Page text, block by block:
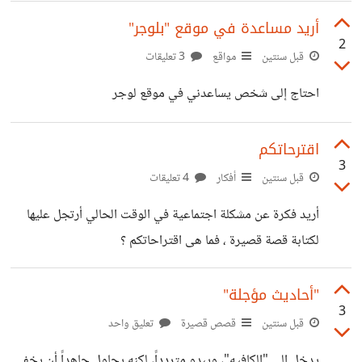
السحب الداكنة تتراكب
لضحكة كنا نتقاسمها، وأخرى لصمت خجلنا من كسره، أحاول في
جمع تلك الشظايا، لكنني أدمي أصابعي في كل مرة أقترب،
شظايا تجرحني كلما فكرت بها.. كيف للحنين أن يكون قاتلا هكذا،
وللحب أن يصبح سؤالًا بلا جواب؟
2
أريد مساعدة في موقع "بلوجر"
قبل سنتين مواقع
احتاج إلى شخص يساعدني في موقع لوجر
3
اقترحاتكم
قبل سنتين أفكار
أريد فكرة عن مشكلة اجتماعية في الوقت الحالي أرتجل عليها
لكتابة قصة قصيرة ، فما هى اقتراحاتكم ؟
3
"أحاديث مؤجلة"
قبل سنتين قصص قصيرة تعليق واحد